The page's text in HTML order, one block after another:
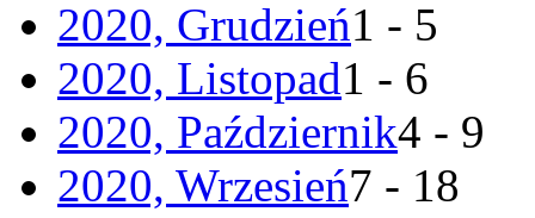
2020, Grudzień1 - 5
2020, Listopad1 - 6
2020, Październik4 - 9
2020, Wrzesień7 - 18